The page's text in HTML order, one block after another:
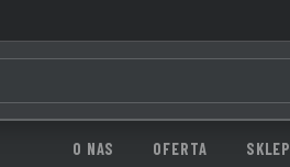
O NAS OFERTA SKLEP